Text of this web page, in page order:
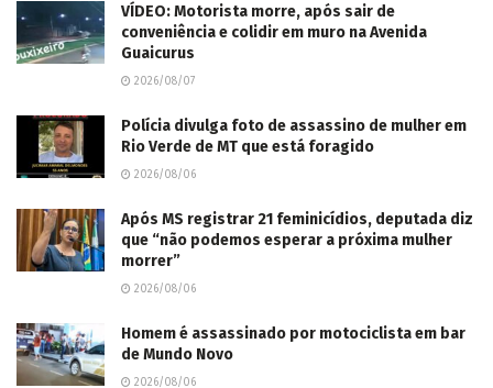
VÍDEO: Motorista morre, após sair de
conveniência e colidir em muro na Avenida
Guaicurus
2026/08/07
Polícia divulga foto de assassino de mulher em
Rio Verde de MT que está foragido
2026/08/06
Após MS registrar 21 feminicídios, deputada diz
que “não podemos esperar a próxima mulher
morrer”
2026/08/06
Homem é assassinado por motociclista em bar
de Mundo Novo
2026/08/06